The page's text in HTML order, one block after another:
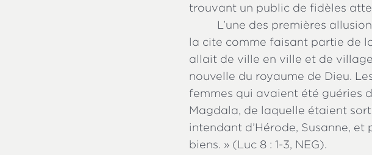
trouvant un public de fidèles
L’une des premières
la cite comme faisant partie de
allait de ville en ville et de
nouvelle du royaume de Dieu.
femmes qui avaient été guéries
Magdala, de laquelle étaient
intendant d’Hérode, Susanne, et
biens. » (Luc 8 : 1-3, NEG).